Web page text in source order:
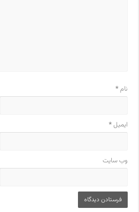
نام*
ایمیل*
وب‌ سایت